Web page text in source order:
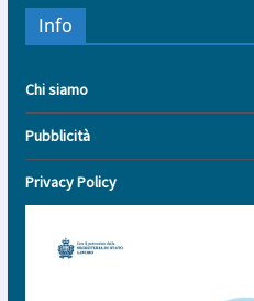
Info
Chi siamo
Pubblicità
Privacy Policy